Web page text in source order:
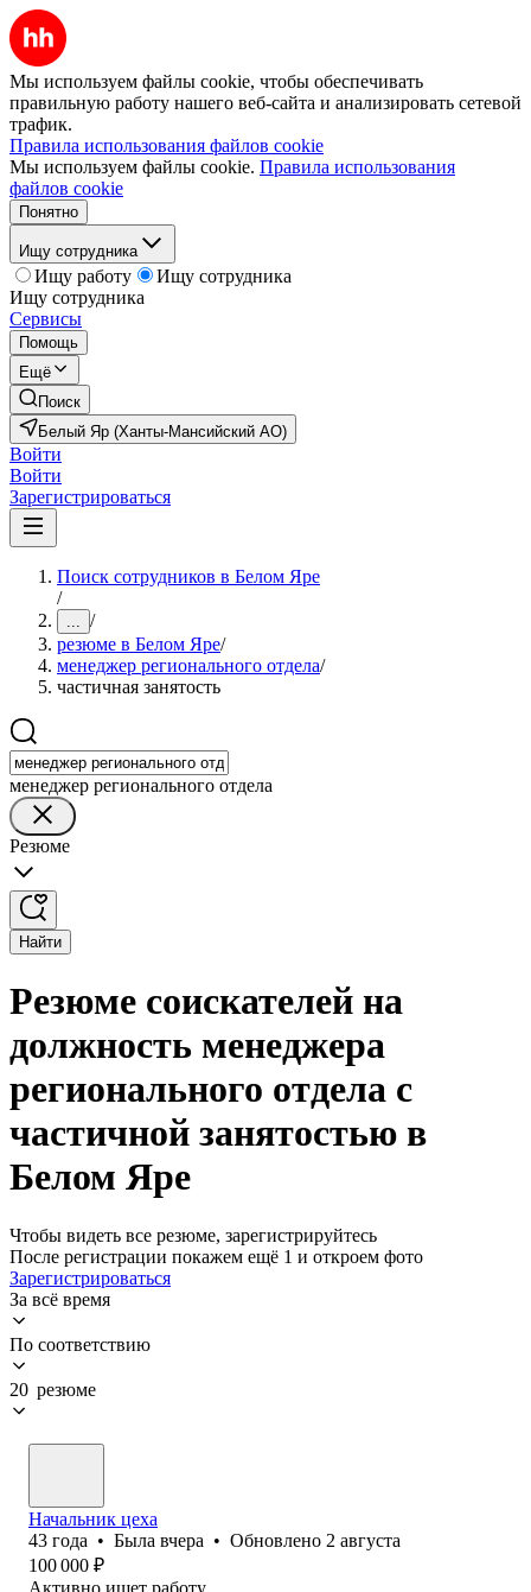
Мы используем файлы cookie, чтобы обеспечивать
правильную работу нашего веб-сайта и анализировать сетевой
трафик.
Правила использования файлов cookie
Мы используем файлы cookie. Правила использования
файлов cookie
Понятно
Ищу сотрудника
Ищу работу
Ищу сотрудника
Ищу сотрудника
Сервисы
Помощь
Ещё
Поиск
Белый Яр (Ханты-Мансийский АО)
Войти
Войти
Зарегистрироваться
Поиск сотрудников в Белом Яре
/
... /
резюме в Белом Яре/
менеджер регионального отдела/
частичная занятость
менеджер регионального отдела
Резюме
Найти
Резюме соискателей на
должность менеджера
регионального отдела с
частичной занятостью в
Белом Яре
Чтобы видеть все резюме, зарегистрируйтесь
После регистрации покажем ещё 1 и откроем фото
Зарегистрироваться
За всё время
По соответствию
20 резюме
Начальник цеха
43 года • Была вчера • Обновлено 2 августа
100 000 ₽
Активно ищет работу